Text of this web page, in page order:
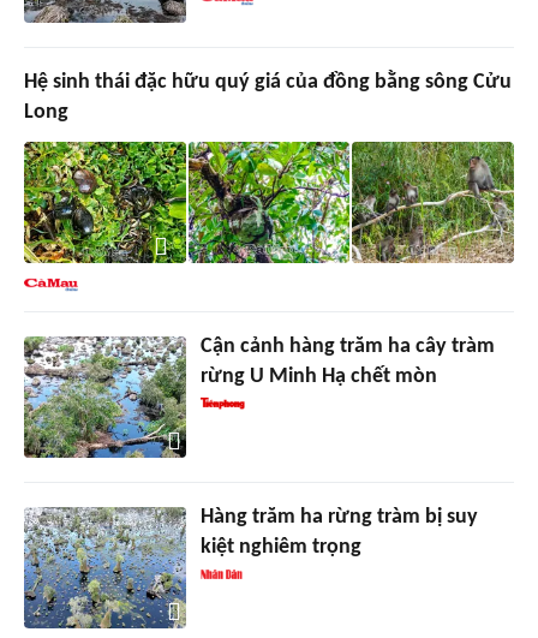
Hệ sinh thái đặc hữu quý giá của đồng bằng sông Cửu
Long
Cận cảnh hàng trăm ha cây tràm
rừng U Minh Hạ chết mòn
Hàng trăm ha rừng tràm bị suy
kiệt nghiêm trọng